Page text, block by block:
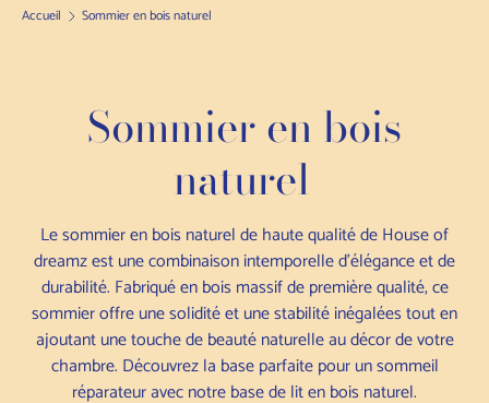
Accueil Sommier en bois naturel
Sommier en bois
naturel
Le sommier en bois naturel de haute qualité de House of
dreamz est une combinaison intemporelle d'élégance et de
durabilité. Fabriqué en bois massif de première qualité, ce
sommier offre une solidité et une stabilité inégalées tout en
ajoutant une touche de beauté naturelle au décor de votre
chambre. Découvrez la base parfaite pour un sommeil
réparateur avec notre base de lit en bois naturel.